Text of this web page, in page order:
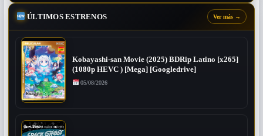
ÚLTIMOS ESTRENOS Ver más →
Kobayashi-san Movie (2025) BDRip Latino [x265]
(1080p HEVC ) [Mega] [Googledrive]
05/08/2026